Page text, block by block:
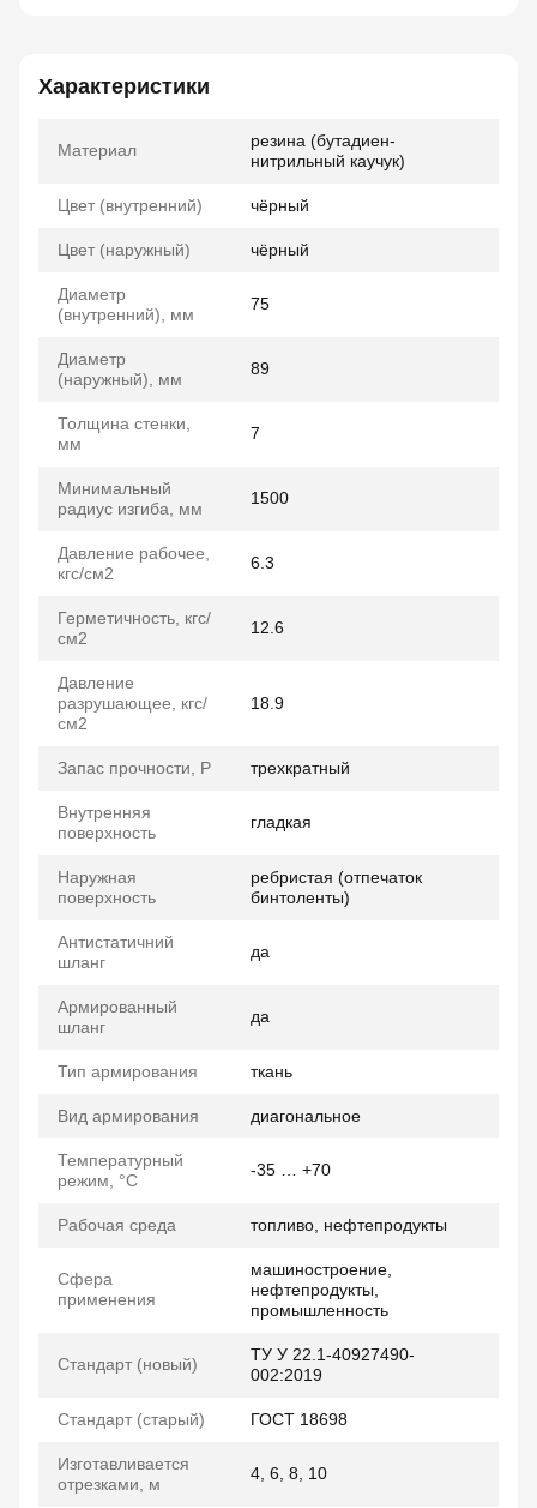
Характеристики
Материал
резина (бутадиен-
нитрильный каучук)
Цвет (внутренний) чёрный
Цвет (наружный) чёрный
Диаметр
(внутренний), мм
75
Диаметр
(наружный), мм
89
Толщина стенки,
мм
7
Минимальный
радиус изгиба, мм
1500
Давление рабочее,
кгс/см2
6.3
Герметичность, кгс/
см2
12.6
Давление
разрушающее, кгс/
см2
18.9
Запас прочности, P трехкратный
Внутренняя
поверхность
гладкая
Наружная
поверхность
ребристая (отпечаток
бинтоленты)
Антистатичний
шланг
да
Армированный
шланг
да
Тип армирования ткань
Вид армирования диагональное
Температурный
режим, °C
-35 … +70
Рабочая среда топливо, нефтепродукты
Сфера
применения
машиностроение,
нефтепродукты,
промышленность
Стандарт (новый)
ТУ У 22.1-40927490-
002:2019
Стандарт (старый) ГОСТ 18698
Изготавливается
отрезками, м
4, 6, 8, 10